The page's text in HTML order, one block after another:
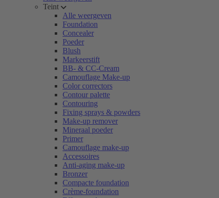
Teint
Alle weergeven
Foundation
Concealer
Poeder
Blush
Markeerstift
BB- & CC-Cream
Camouflage Make-up
Color correctors
Contour palette
Contouring
Fixing sprays & powders
Make-up remover
Mineraal poeder
Primer
Camouflage make-up
Accessoires
Anti-aging make-up
Bronzer
Compacte foundation
Crème-foundation